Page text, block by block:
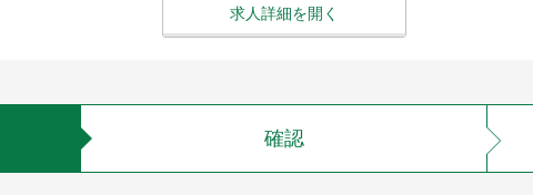
求人詳細を開く
確認